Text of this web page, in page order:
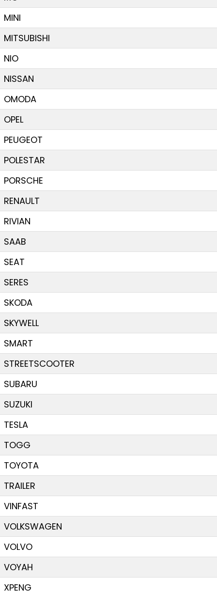
MINI
MITSUBISHI
NIO
NISSAN
OMODA
OPEL
PEUGEOT
POLESTAR
PORSCHE
RENAULT
RIVIAN
SAAB
SEAT
SERES
SKODA
SKYWELL
SMART
STREETSCOOTER
SUBARU
SUZUKI
TESLA
TOGG
TOYOTA
TRAILER
VINFAST
VOLKSWAGEN
VOLVO
VOYAH
XPENG